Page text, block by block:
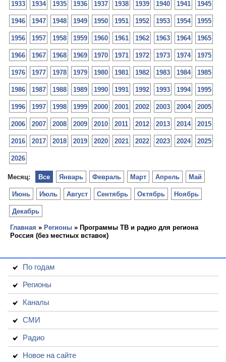
1933 1934 1935 1936 1937 1938 1939 1940 1941 1945
1946 1947 1948 1949 1950 1951 1952 1953 1954 1955
1956 1957 1958 1959 1960 1961 1962 1963 1964 1965
1966 1967 1968 1969 1970 1971 1972 1973 1974 1975
1976 1977 1978 1979 1980 1981 1982 1983 1984 1985
1986 1987 1988 1989 1990 1991 1992 1993 1994 1995
1996 1997 1998 1999 2000 2001 2002 2003 2004 2005
2006 2007 2008 2009 2010 2011 2012 2013 2014 2015
2016 2017 2018 2019 2020 2021 2022 2023 2024 2025
2026
Месяц: Январь Февраль Март Апрель Май
Июнь Июль Август Сентябрь Октябрь Ноябрь
Декабрь
Все
Главная » Регионы » Программы ТВ и радио для региона
Россия (без местных вставок)
По годам
Регионы
Каналы
СМИ
Радио
Новое на сайте